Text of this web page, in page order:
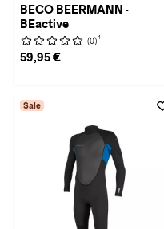
BECO BEERMANN ·
BEactive
(0) 1
59,95 €
Sale